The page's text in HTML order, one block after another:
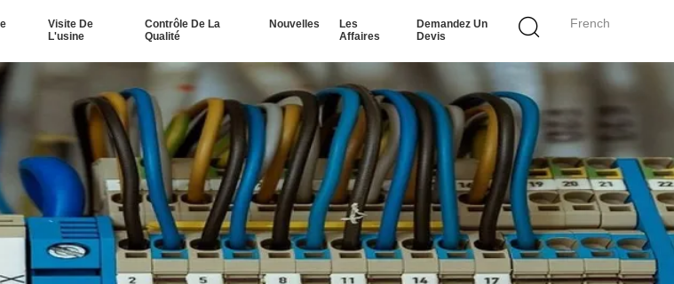
French
Visite De
L'usine
Contrôle De La
Qualité
Nouvelles
Les
Affaires
Demandez Un
Devis